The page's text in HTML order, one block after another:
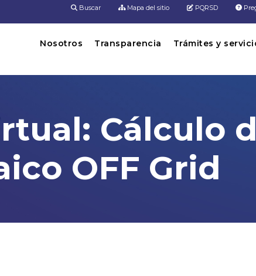
Buscar Mapa del sitio PQRSD
Nosotros Transparencia Trámites y
Cálculo
OFF Grid
plataformas digitales